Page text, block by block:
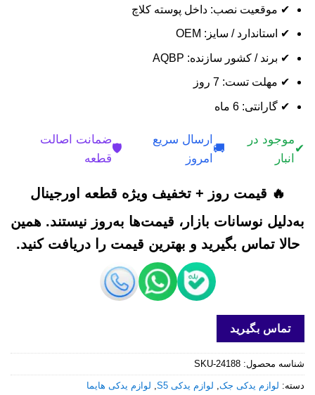
✔ موقعیت نصب: داخل پوسته کلاچ
✔ استاندارد / سایز: OEM
✔ برند / کشور سازنده: AQBP
✔ مهلت تست: 7 روز
✔ گارانتی: 6 ماه
✔
موجود در
انبار
🚚
ارسال سریع
امروز
🛡️
ضمانت اصالت
قطعه
🔥 قیمت روز + تخفیف ویژه قطعه اورجینال
به‌دلیل نوسانات بازار، قیمت‌ها به‌روز نیستند. همین
حالا تماس بگیرید و بهترین قیمت را دریافت کنید.
تماس بگیرید
شناسه محصول: SKU-24188
دسته: لوازم یدکی جک, لوازم یدکی S5 , لوازم یدکی هایما